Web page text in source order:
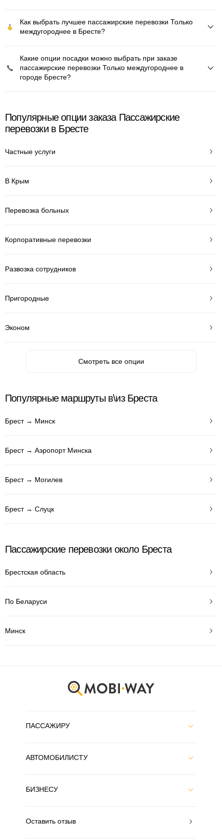
Как выбрать лучшее пассажирские перевозки Только
междугороднее в Бресте?
Какие опции посадки можно выбрать при заказе
пассажирские перевозки Только междугороднее в
городе Бресте?
Популярные опции заказа Пассажирские
перевозки в Бресте
Частные услуги
В Крым
Перевозка больных
Корпоративные перевозки
Развозка сотрудников
Пригородные
Эконом
Смотреть все опции
Популярные маршруты в\из Бреста
Брест → Минск
Брест → Аэропорт Минска
Брест → Могилев
Брест → Слуцк
Пассажирские перевозки около Бреста
Брестская область
По Беларуси
Минск
ПАССАЖИРУ
АВТОМОБИЛИСТУ
БИЗНЕСУ
Оставить отзыв